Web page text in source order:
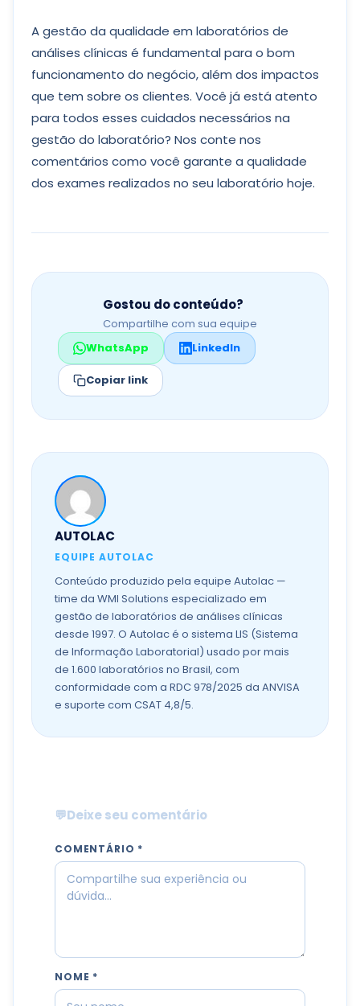
A gestão da qualidade em laboratórios de
análises clínicas é fundamental para o bom
funcionamento do negócio, além dos impactos
que tem sobre os clientes. Você já está atento
para todos esses cuidados necessários na
gestão do laboratório? Nos conte nos
comentários como você garante a qualidade
dos exames realizados no seu laboratório hoje.
Gostou do conteúdo?
Compartilhe com sua equipe
WhatsApp
LinkedIn
Copiar link
AUTOLAC
EQUIPE AUTOLAC
Conteúdo produzido pela equipe Autolac —
time da WMI Solutions especializado em
gestão de laboratórios de análises clínicas
desde 1997. O Autolac é o sistema LIS (Sistema
de Informação Laboratorial) usado por mais
de 1.600 laboratórios no Brasil, com
conformidade com a RDC 978/2025 da ANVISA
e suporte com CSAT 4,8/5.
💬Deixe seu comentário
COMENTÁRIO *
NOME *